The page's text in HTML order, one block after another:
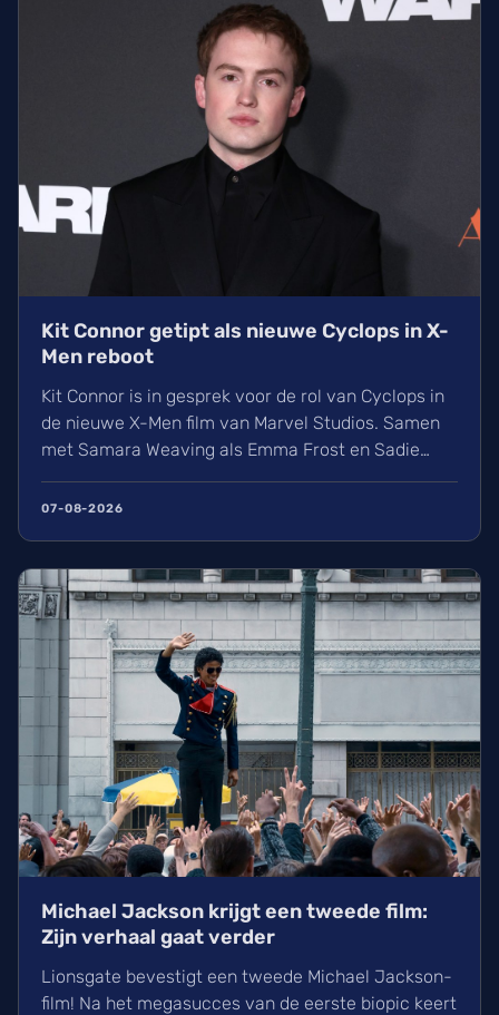
Kit Connor getipt als nieuwe Cyclops in X-
Men reboot
Kit Connor is in gesprek voor de rol van Cyclops in
de nieuwe X-Men film van Marvel Studios. Samen
met Samara Weaving als Emma Frost en Sadie
mutantenteam stilaan vorm. Wij kijken uit naar
Doomsday.
07-08-2026
Michael Jackson krijgt een tweede film:
Zijn verhaal gaat verder
Lionsgate bevestigt een tweede Michael Jackson-
film! Na het megasucces van de eerste biopic keert